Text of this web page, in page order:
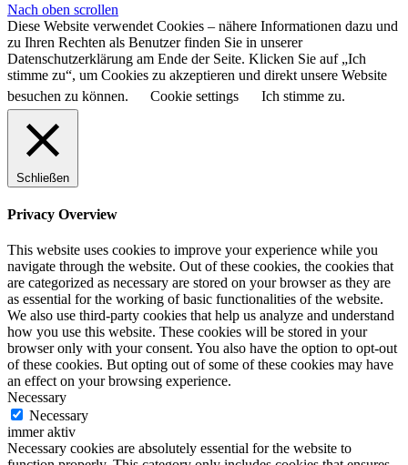
Nach oben scrollen
Diese Website verwendet Cookies – nähere Informationen dazu und
zu Ihren Rechten als Benutzer finden Sie in unserer
Datenschutzerklärung am Ende der Seite. Klicken Sie auf „Ich
stimme zu“, um Cookies zu akzeptieren und direkt unsere Website
besuchen zu können.
Cookie settings Ich stimme zu.
Schließen
Privacy Overview
This website uses cookies to improve your experience while you
navigate through the website. Out of these cookies, the cookies that
are categorized as necessary are stored on your browser as they are
as essential for the working of basic functionalities of the website.
We also use third-party cookies that help us analyze and understand
how you use this website. These cookies will be stored in your
browser only with your consent. You also have the option to opt-out
of these cookies. But opting out of some of these cookies may have
an effect on your browsing experience.
Necessary
Necessary
immer aktiv
Necessary cookies are absolutely essential for the website to